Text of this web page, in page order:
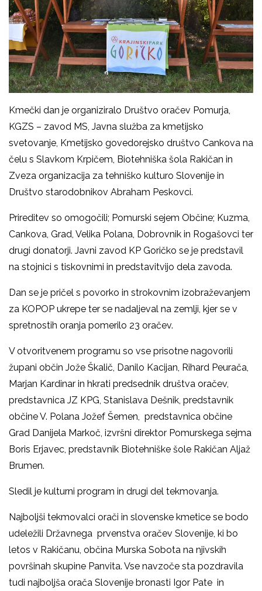
Kmečki dan je organiziralo Društvo oračev Pomurja,
KGZS – zavod MS, Javna služba za kmetijsko
svetovanje, Kmetijsko govedorejsko društvo Cankova na
čelu s Slavkom Krpičem, Biotehniška šola Rakičan in
Zveza organizacija za tehniško kulturo Slovenije in
Društvo starodobnikov Abraham Peskovci.
Prireditev so omogočili; Pomurski sejem Občine; Kuzma,
Cankova, Grad, Velika Polana, Dobrovnik in Rogašovci ter
drugi donatorji. Javni zavod KP Goričko se je predstavil
na stojnici s tiskovnimi in predstavitvijo dela zavoda.
Dan se je pričel s povorko in strokovnim izobraževanjem
za KOPOP ukrepe ter se nadaljeval na zemlji, kjer se v
spretnostih oranja pomerilo 23 oračev.
V otvoritvenem programu so vse prisotne nagovorili
župani občin Jože Škalič, Danilo Kacijan, Rihard Peurača,
Marjan Kardinar in hkrati predsednik društva oračev,
predstavnica JZ KPG, Stanislava Dešnik, predstavnik
občine V. Polana Jožef Šemen, predstavnica občine
Grad Danijela Markoč, izvršni direktor Pomurskega sejma
Boris Erjavec, predstavnik Biotehniške šole Rakičan Aljaž
Brumen.
Sledil je kulturni program in drugi del tekmovanja.
Najboljši tekmovalci orači in slovenske kmetice se bodo
udeležili Državnega prvenstva oračev Slovenije, ki bo
letos v Rakičanu, občina Murska Sobota na njivskih
površinah skupine Panvita. Vse navzoče sta pozdravila
tudi najboljša orača Slovenije bronasti Igor Pate in